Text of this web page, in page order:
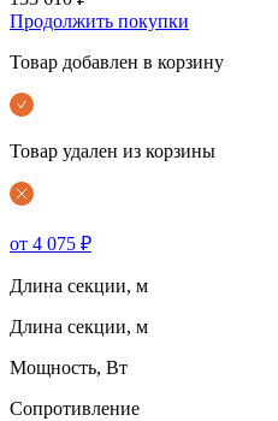
Продолжить покупки
Товар добавлен в корзину
Товар удален из корзины
от 4 075 ₽
Длина секции, м
Длина секции, м
Мощность, Вт
Сопротивление